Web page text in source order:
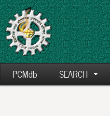
PCMdb SEARCH